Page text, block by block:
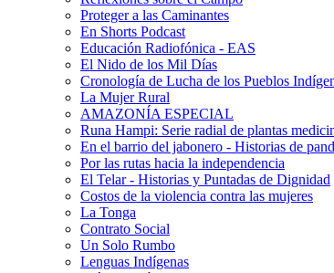
Proteger a las Caminantes
En Shorts Podcast
Educación Radiofónica - EAS
El Nido de los Mil Días
Cronología de Lucha de los Pueblos
La Mujer Rural
AMAZONÍA ESPECIAL
Runa Hampi: Serie radial de plantas
En el barrio del jabonero - Historias de
Por las rutas hacia la independencia
El Telar - Historias y Puntadas de Dignidad
Costos de la violencia contra las mujeres
La Tonga
Contrato Social
Un Solo Rumbo
Lenguas Indígenas